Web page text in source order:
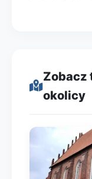
Zobacz
okolicy